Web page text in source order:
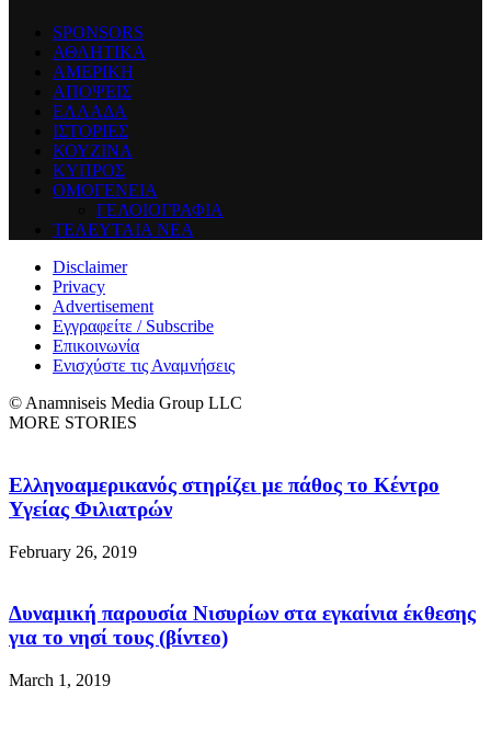
SPONSORS
ΑΘΛΗΤΙΚΑ
ΑΜΕΡΙΚΗ
ΑΠΟΨΕΙΣ
ΕΛΛΑΔΑ
ΙΣΤΟΡΙΕΣ
ΚΟΥΖΙΝΑ
ΚΥΠΡΟΣ
ΟΜΟΓΕΝΕΙΑ
ΓΕΛΟΙΟΓΡΑΦΙΑ
ΤΕΛΕΥΤΑΙΑ ΝΕΑ
Disclaimer
Privacy
Advertisement
Εγγραφείτε / Subscribe
Επικοινωνία
Ενισχύστε τις Αναμνήσεις
© Anamniseis Media Group LLC
MORE STORIES
Ελληνοαμερικανός στηρίζει με πάθος το Κέντρο
Υγείας Φιλιατρών
February 26, 2019
Δυναμική παρουσία Νισυρίων στα εγκαίνια έκθεσης
για το νησί τους (βίντεο)
March 1, 2019